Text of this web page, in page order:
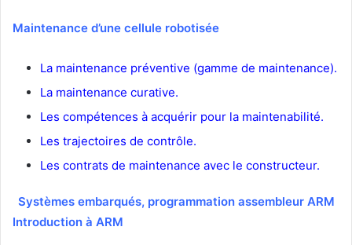
Maintenance d’une cellule robotisée
La maintenance préventive (gamme de maintenance).
La maintenance curative.
Les compétences à acquérir pour la maintenabilité.
Les trajectoires de contrôle.
Les contrats de maintenance avec le constructeur.
Systèmes embarqués, programmation assembleur ARM
Introduction à ARM